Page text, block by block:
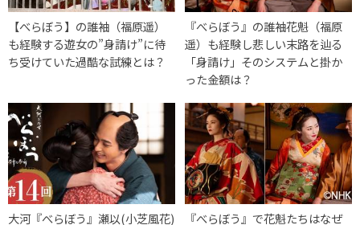
【べらぼう】の誰袖（福原遥）
も経験する遊女の”身請け”に待
ち受けていた過酷な試練とは？
『べらぼう』の誰袖花魁（福原
遥）も経験し悲しい末路を辿る
「身請け」そのシステムと掛か
った金額は？
大河『べらぼう』瀬以(小芝風花)
『べらぼう』で花魁たちはなぜ